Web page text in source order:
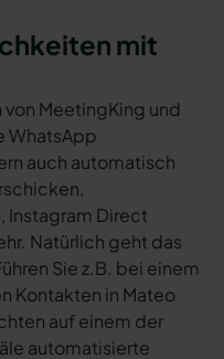
mit
MeetingKing und
WhatsApp
auch automatisch
Instagram Direct
Natürlich geht das
Sie z.B. bei einem
Kontakten in Mateo
auf einem der
automatisierte